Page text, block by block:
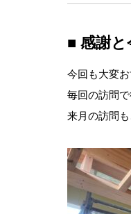
■ 感謝
今回も大変
毎回の訪問
来月の訪問